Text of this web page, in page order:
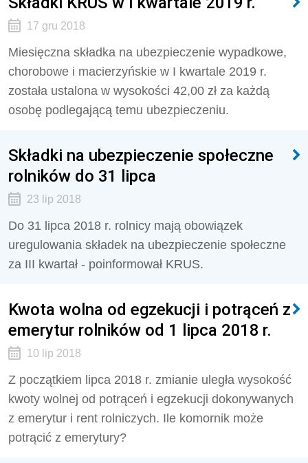
17 gru 2018
Miesięczna składka na ubezpieczenie wypadkowe,
chorobowe i macierzyńskie w I kwartale 2019 r.
została ustalona w wysokości 42,00 zł za każdą
osobę podlegającą temu ubezpieczeniu.
Składki na ubezpieczenie społeczne
rolników do 31 lipca
23 lip 2018
Do 31 lipca 2018 r. rolnicy mają obowiązek
uregulowania składek na ubezpieczenie społeczne
za III kwartał - poinformował KRUS.
Kwota wolna od egzekucji i potrąceń z
emerytur rolników od 1 lipca 2018 r.
10 lip 2018
Z początkiem lipca 2018 r. zmianie uległa wysokość
kwoty wolnej od potrąceń i egzekucji dokonywanych
z emerytur i rent rolniczych. Ile komornik może
potrącić z emerytury?